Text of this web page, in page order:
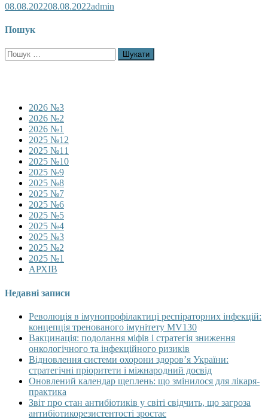
08.08.202208.08.2022admin
Пошук
Пошук:
2026 №3
2026 №2
2026 №1
2025 №12
2025 №11
2025 №10
2025 №9
2025 №8
2025 №7
2025 №6
2025 №5
2025 №4
2025 №3
2025 №2
2025 №1
АРХІВ
Недавні записи
Революція в імунопрофілактиці респіраторних інфекцій:
концепція тренованого імунітету MV130
Вакцинація: подолання міфів і стратегія зниження
онкологічного та інфекційного ризиків
Відновлення системи охорони здоров’я України:
стратегічні пріоритети і міжнародний досвід
Оновлений календар щеплень: що змінилося для лікаря-
практика
Звіт про стан антибіотиків у світі свідчить, що загроза
антибіотикорезистентості зростає